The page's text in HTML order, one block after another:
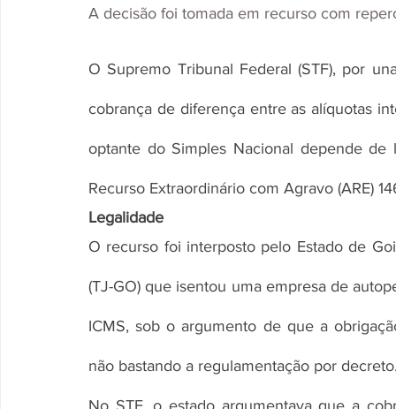
A decisão foi tomada em recurso com
O Supremo Tribunal Federal (STF), por
cobrança de diferença entre as alíquotas
optante do Simples Nacional depende
Recurso Extraordinário com Agravo (ARE)
Legalidade
O recurso foi interposto pelo Estado de
(TJ-GO) que isentou uma empresa de
ICMS, sob o argumento de que a
não bastando a regulamentação por
No STF, o estado argumentava que a